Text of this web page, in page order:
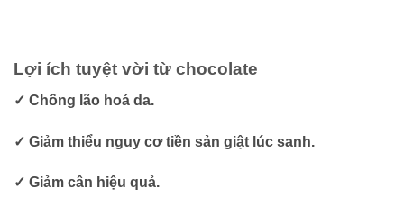
Lợi ích tuyệt vời từ chocolate
✓ Chống lão hoá da.
✓ Giảm thiểu nguy cơ tiền sản giật lúc sanh.
✓ Giảm cân hiệu quả.